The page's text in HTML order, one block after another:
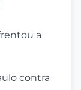
a
contra